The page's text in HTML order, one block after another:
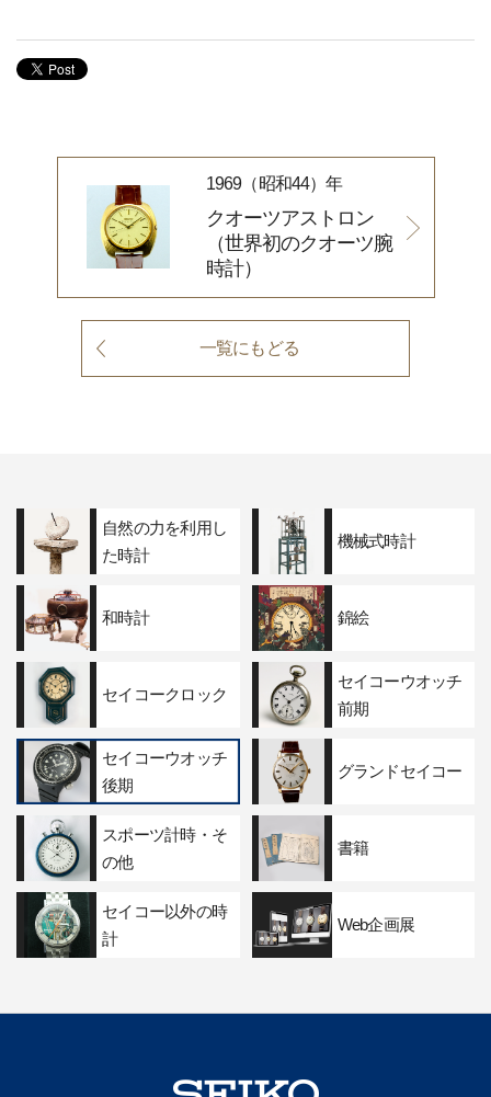
1969（昭和44）年
クオーツアストロン
（世界初のクオーツ腕
時計）
一覧にもどる
自然の力を利用し
た時計
機械式時計
和時計 錦絵
セイコークロック
セイコーウオッチ
前期
セイコーウオッチ
後期
グランドセイコー
スポーツ計時・そ
の他
書籍
セイコー以外の時
計
Web企画展